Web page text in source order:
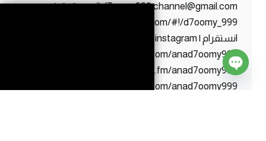
gmail d7oomy999.channel@gmail.com تويتر |
twitter https://twitter.com/#!/d7oomy_999
انستقرام | instagram
Open